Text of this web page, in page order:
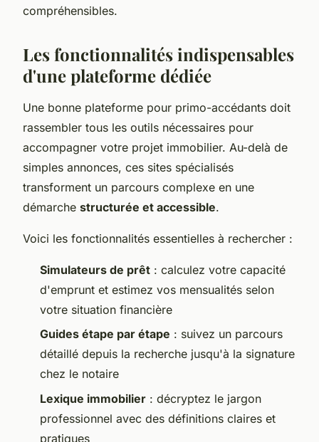
compréhensibles.
Les fonctionnalités indispensables
d'une plateforme dédiée
Une bonne plateforme pour primo-accédants doit
rassembler tous les outils nécessaires pour
accompagner votre projet immobilier. Au-delà de
simples annonces, ces sites spécialisés
transforment un parcours complexe en une
démarche structurée et accessible.
Voici les fonctionnalités essentielles à rechercher :
Simulateurs de prêt : calculez votre capacité
d'emprunt et estimez vos mensualités selon
votre situation financière
Guides étape par étape : suivez un parcours
détaillé depuis la recherche jusqu'à la signature
chez le notaire
Lexique immobilier : décryptez le jargon
professionnel avec des définitions claires et
pratiques